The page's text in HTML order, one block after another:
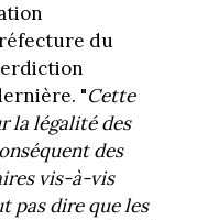
du
"Cette
la légalité des
des
vis-à-vis
pas dire que les